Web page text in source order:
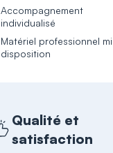
Accompagnement
individualisé
Matériel professionnel
disposition
Qualité et
satisfaction